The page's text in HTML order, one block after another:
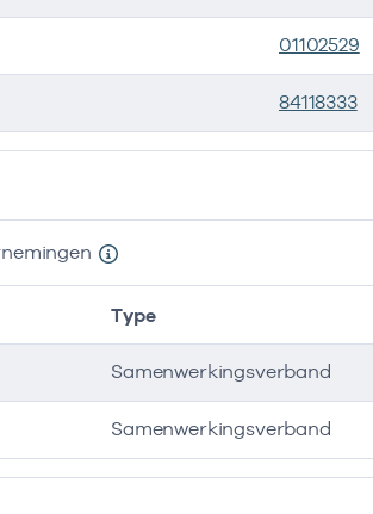
01102529
84118333
Type
Samenwerkingsverband
Samenwerkingsverband